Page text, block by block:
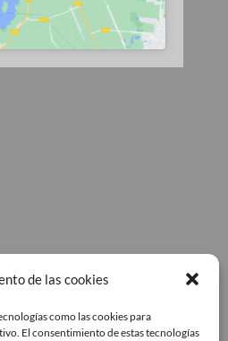
de las cookies
como las cookies para
El consentimiento de estas tecnologías